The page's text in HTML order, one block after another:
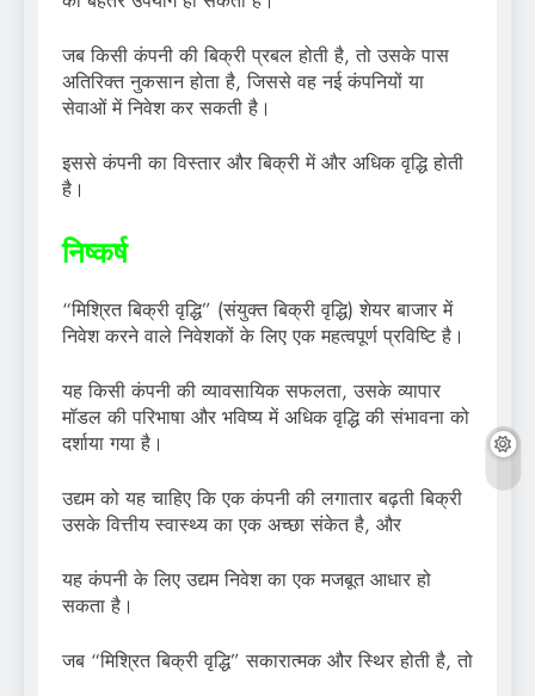
जब किसी कंपनी की बिक्री प्रबल होती है, तो उसके पास
अतिरिक्त नुकसान होता है, जिससे वह नई कंपनियों या
सेवाओं में निवेश कर सकती है।
इससे कंपनी का विस्तार और बिक्री में और अधिक वृद्धि होती
है।
निष्कर्ष
“मिश्रित बिक्री वृद्धि” (संयुक्त बिक्री वृद्धि) शेयर बाजार में
निवेश करने वाले निवेशकों के लिए एक महत्वपूर्ण प्रविष्टि है।
यह किसी कंपनी की व्यावसायिक सफलता, उसके व्यापार
मॉडल की परिभाषा और भविष्य में अधिक वृद्धि की संभावना को
दर्शाया गया है।
उद्यम को यह चाहिए कि एक कंपनी की लगातार बढ़ती बिक्री
उसके वित्तीय स्वास्थ्य का एक अच्छा संकेत है, और
यह कंपनी के लिए उद्यम निवेश का एक मजबूत आधार हो
सकता है।
जब “मिश्रित बिक्री वृद्धि” सकारात्मक और स्थिर होती है, तो